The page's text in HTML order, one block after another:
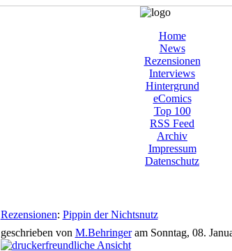
Home
News
Rezensionen
Interviews
Hintergrund
eComics
Top 100
RSS Feed
Archiv
Impressum
Datenschutz
Rezensionen: Pippin der Nichtsnutz
geschrieben von M.Behringeram Sonntag, 08.